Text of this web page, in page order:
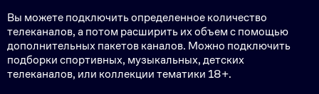
Вы можете подключить определенное количество
телеканалов, а потом расширить их объем с помощью
дополнительных пакетов каналов. Можно подключить
подборки спортивных, музыкальных, детских
телеканалов, или коллекции тематики 18+.